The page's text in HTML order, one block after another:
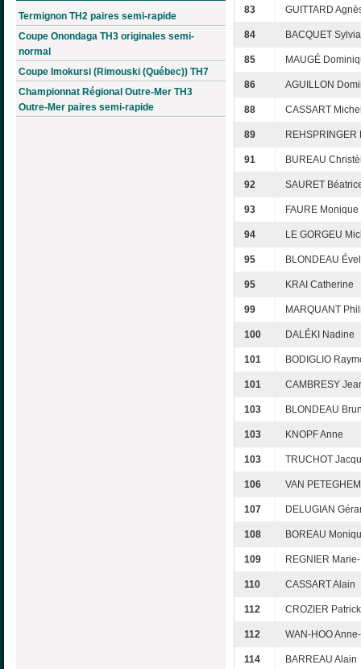
Termignon TH2 paires semi-rapide
Coupe Onondaga TH3 originales semi-
normal
Coupe Imokursi (Rimouski (Québec)) TH7
Championnat Régional Outre-Mer TH3
Outre-Mer paires semi-rapide
83 GUITTARD
84 BACQUET
85 MAUGÉ
86 AGUILLON
88 CASSART
89 REHSPRINGER
91 BUREAU
92 SAURET
93 FAURE Monique
94 LE GORGEU
95 BLONDEAU
95 KRAI Catherine
99 MARQUANT
100 DALÉKI Nadine
101 BODIGLIO
101 CAMBRESY
103 BLONDEAU
103 KNOPF Anne
103 TRUCHOT
106 VAN
107 DELUGIAN
108 BOREAU
109 REGNIER
110 CASSART Alain
112 CROZIER Patrick
112 WAN-HOO
114 BARREAU Alain